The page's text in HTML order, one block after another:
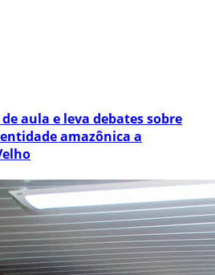
aula e leva debates sobre
amazônica a